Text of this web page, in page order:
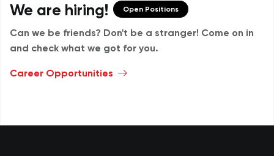
We are hiring! Open Positions
Can we be friends? Don't be a stranger! Come on in
and check what we got for you.
Career Opportunities